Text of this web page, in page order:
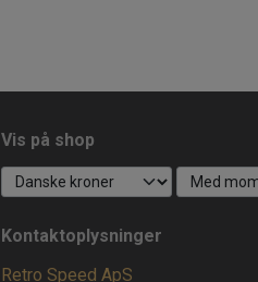
Vis på shop
Kontaktoplysninger
Retro Speed ApS